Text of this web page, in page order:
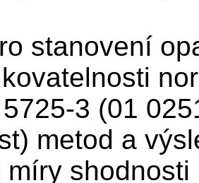
stanovení
5725-3 (01
metod a
míry